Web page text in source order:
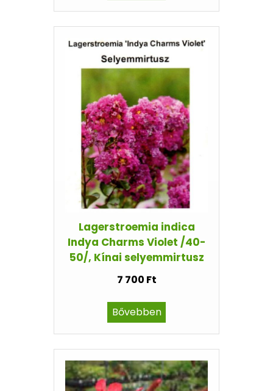
Lagerstroemia indica
Indya Charms Violet /40-
50/, Kínai selyemmirtusz
7 700 Ft
Bővebben